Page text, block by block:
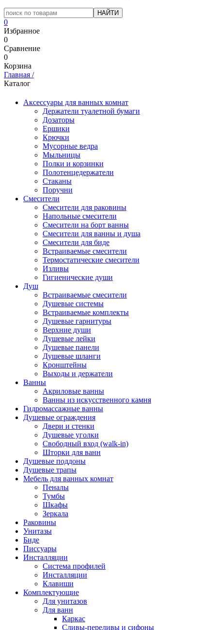
0
Избранное
0
Сравнение
0
Корзина
Главная /
Каталог
Аксессуары для ванных комнат
Держатели туалетной бумаги
Дозаторы
Ершики
Крючки
Мусорные ведра
Мыльницы
Полки и корзинки
Полотенцедержатели
Стаканы
Поручни
Смесители
Смесители для раковины
Напольные смесители
Смесители на борт ванны
Смесители для ванны и душа
Смесители для биде
Встраиваемые смесители
Термостатические смесители
Изливы
Гигиенические души
Душ
Встраиваемые смесители
Душевые системы
Встраиваемые комплекты
Душевые гарнитуры
Верхние души
Душевые лейки
Душевые панели
Душевые шланги
Кронштейны
Выходы и держатели
Ванны
Акриловые ванны
Ванны из искусственного камня
Гидромассажные ванны
Душевые ограждения
Двери и стенки
Душевые уголки
Свободный вход (walk-in)
Шторки для ванн
Душевые поддоны
Душевые трапы
Мебель для ванных комнат
Пеналы
Тумбы
Шкафы
Зеркала
Раковины
Унитазы
Биде
Писсуары
Инсталляции
Система профилей
Инсталляции
Клавиши
Комплектующие
Для унитазов
Для ванн
Каркас
Сливы-переливы и сифоны